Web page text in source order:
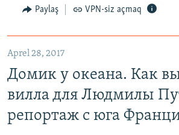
Paylaş VPN-siz açmaq
Aprel 28, 2017
Домик у океана. Как
вилла для Людмилы
репортаж с юга